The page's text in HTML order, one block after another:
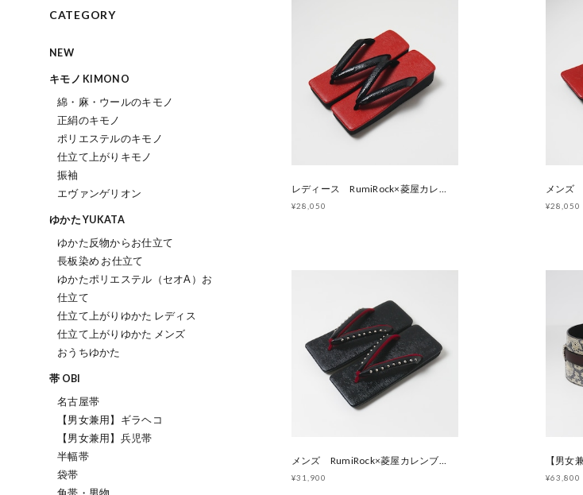
CATEGORY
NEW
キモノ KIMONO
綿・麻・ウールのキモノ
正絹のキモノ
ポリエステルのキモノ
仕立て上がりキモノ
振袖
エヴァンゲリオン
ゆかた YUKATA
ゆかた反物からお仕立て
長板染め お仕立て
ゆかたポリエステル（セオΑ）お
仕立て
仕立て上がりゆかた レディス
仕立て上がりゆかた メンズ
おうちゆかた
帯 OBI
名古屋帯
【男女兼用】ギラヘコ
【男女兼用】兵児帯
半幅帯
袋帯
レディース RumiRock×菱屋カレンブロッソ ヘビ革赤角草履 [ F325 F100 F326]
¥28,050 ¥28,050
メンズ RumiRock×菱屋カレンブロッソ 黒角スタッズ草履 [ F584 F585]
¥31,900 ¥63,800